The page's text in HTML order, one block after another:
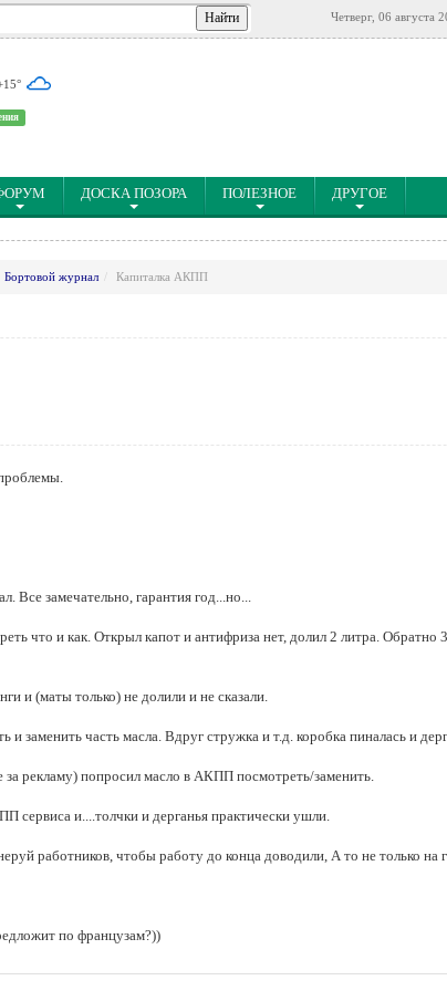
Четверг, 06 августа
ДОСКА ПОЗОРА ПОЛЕЗНОЕ ДРУГОЕ
Бортовой журнал Капиталка АКПП
Все замечательно, гарантия год...но...
что и как. Открыл капот и антифриза нет, долил 2 литра.
и (маты только) не долили и не сказали.
заменить часть масла. Вдруг стружка и т.д. коробка пиналась и
рекламу) попросил масло в АКПП посмотреть/заменить.
сервиса и....толчки и дерганья практически ушли.
работников, чтобы работу до конца доводили, А то не только на
по французам?))